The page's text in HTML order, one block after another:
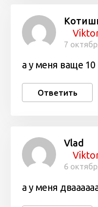
7
а у меня ваще 10
Ответить
Vlad
6
а у меня